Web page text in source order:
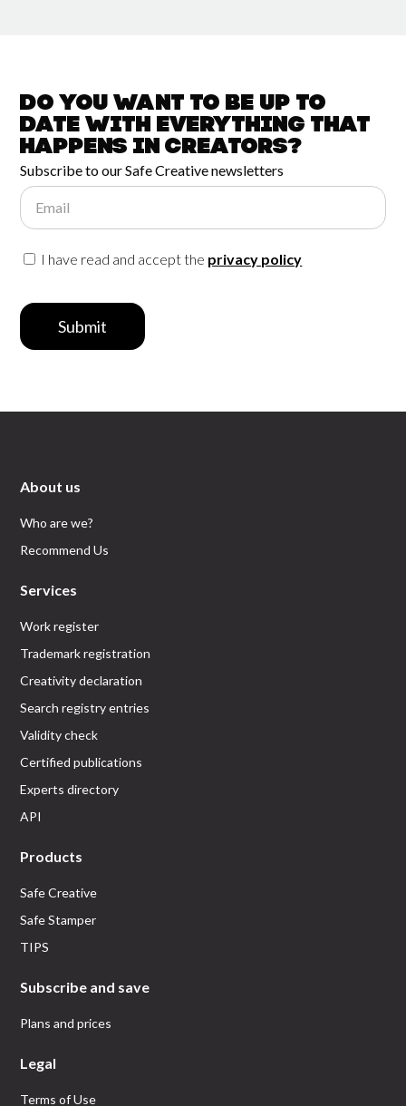
Do you want to be up to
date witheverything that
happens inCreators?
Subscribe to our Safe Creative newsletters
Email
I have read and accept the privacy policy
Submit
About us
Who are we?
Recommend Us
Services
Work register
Trademark registration
Creativity declaration
Search registry entries
Validity check
Certified publications
Experts directory
API
Products
Safe Creative
Safe Stamper
TIPS
Subscribe and save
Plans and prices
Legal
Terms of Use